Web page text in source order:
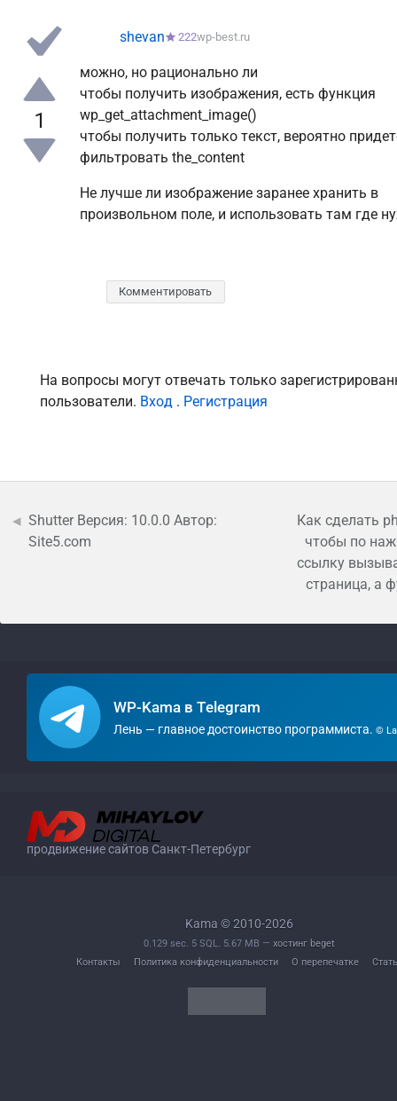
1
shevan 222wp-best.ru
можно, но рационально ли
чтобы получить изображения, есть функция
wp_get_attachment_image()
чтобы получить только текст, вероятно
фильтровать the_content
Не лучше ли изображение заранее хранить в
произвольном поле, и использовать там где
Комментировать
На вопросы могут отвечать только
пользователи. Вход . Регистрация
Shutter Версия: 10.0.0 Автор:
Site5.com
Как сделать
чтобы по
ссылку
страница, а
WP-Kama в Telegram
Лень — главное достоинство программиста.©
продвижение сайтов Санкт-Петербург
Kama © 2010-2026
0.129 sec. 5 SQL. 5.67 MB — хостинг beget
Контакты
Политика конфиденциальности О перепечатке